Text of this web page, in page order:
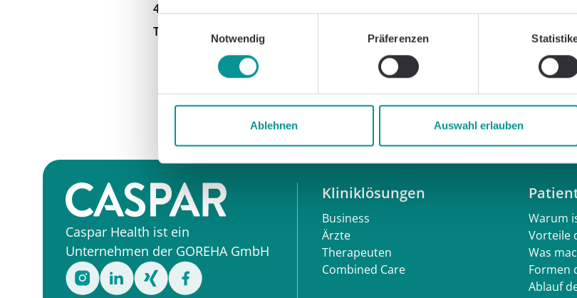
Notwendig
Präferenzen
Ablehnen Auswahl erlauben
4/12/2020
Teilen
Caspar Health ist ein
Unternehmen der GOREHA GmbH
Kliniklösungen
Business
Ärzte
Therapeuten
Combined Care
Warum
Vorteile
Was
Formen
Ablauf